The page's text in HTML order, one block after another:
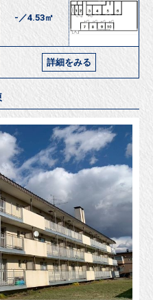
-／4.53㎡
詳細をみる